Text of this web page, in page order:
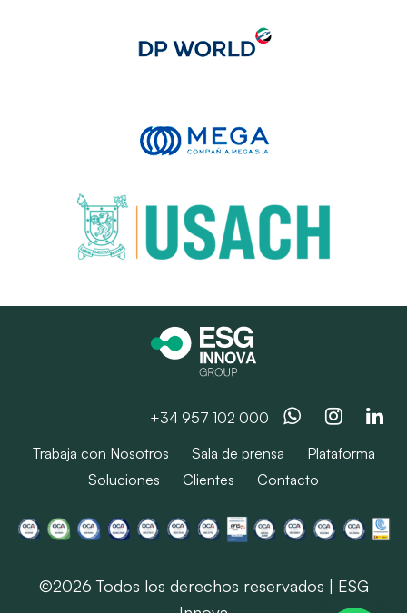
+34 957 102 000 Whatsapp
Trabaja con Nosotros Sala de prensa
Plataforma
Soluciones
Clientes Contacto
©2026 Todos los derechos reservados | ESG